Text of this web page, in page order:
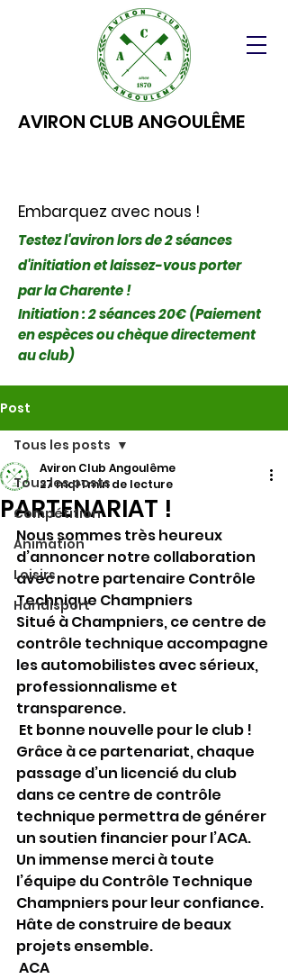
AVIRON CLUB ANGOULÊME
Embarquez avec nous !
Testez l'aviron lors de 2 séances
d'initiation et laissez-vous porter
par la Charente !
Initiation : 2 séances 20€ (Paiement
en espèces ou chèque directement
au club)
Post
Tous les posts
Compétition
Animation
Loisirs
Handisport
Tous les posts
PARTENARIAT !
Aviron Club Angoulême
27 mai1 min de lecture
Nous sommes très heureux
d’annoncer notre collaboration
avec notre partenaire Contrôle
Technique Champniers
Situé à Champniers, ce centre de
contrôle technique accompagne
les automobilistes avec sérieux,
professionnalisme et
transparence.
Et bonne nouvelle pour le club !
Grâce à ce partenariat, chaque
passage d’un licencié du club
dans ce centre de contrôle
technique permettra de générer
un soutien financier pour l’ACA.
Un immense merci à toute
l’équipe du Contrôle Technique
Champniers pour leur confiance.
Hâte de construire de beaux
projets ensemble.
ACA